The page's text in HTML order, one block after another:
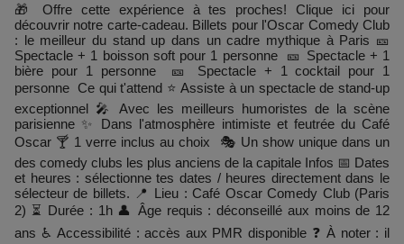
🎁 Offre cette expérience à tes proches! Clique ici pour
découvrir notre carte-cadeau. Billets pour l'Oscar Comedy Club
: le meilleur du stand up dans un cadre mythique à Paris 🎫
Spectacle + 1 boisson soft pour 1 personne 🎫 Spectacle + 1
bière pour 1 personne 🎫 Spectacle + 1 cocktail pour 1
personne Ce qui t'attend ⭐ Assiste à un spectacle de stand-up
exceptionnel 🎤 Avec les meilleurs humoristes de la scène
parisienne ✨ Dans l'atmosphère intimiste et feutrée du Café
Oscar 🍸 1 verre inclus au choix 🎭 Un show unique dans un
des comedy clubs les plus anciens de la capitale Infos 📅 Dates
et heures : sélectionne tes dates / heures directement dans le
sélecteur de billets. 📍 Lieu : Café Oscar Comedy Club (Paris
2) ⏳ Durée : 1h 👤 Âge requis : déconseillé aux moins de 12
ans ♿ Accessibilité : accès aux PMR disponible ❓ À noter : il